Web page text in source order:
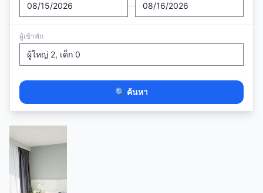
—
ผู้เข้าพัก
🔍 ค้นหา